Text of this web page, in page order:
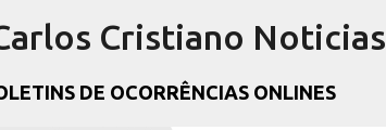
Cristiano Noticias
DE OCORRÊNCIAS ONLINES